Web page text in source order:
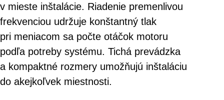
v mieste inštalácie. Riadenie premenlivou
frekvenciou udržuje konštantný tlak
pri meniacom sa počte otáčok motoru
podľa potreby systému. Tichá prevádzka
a kompaktné rozmery umožňujú inštaláciu
do akejkoľvek miestnosti.